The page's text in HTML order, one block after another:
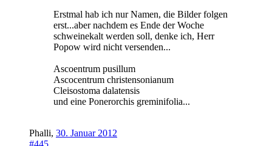
Erstmal hab ich nur Namen, die Bilder folgen
erst...aber nachdem es Ende der Woche
schweinekalt werden soll, denke ich, Herr
Popow wird nicht versenden...
Ascoentrum pusillum
Ascocentrum christensonianum
Cleisostoma dalatensis
und eine Ponerorchis greminifolia...
Phalli, 30. Januar 2012
#445